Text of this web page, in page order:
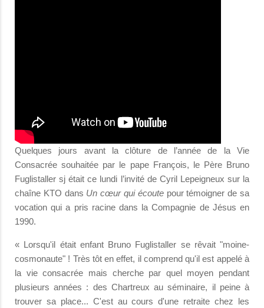
Quelques jours avant la clôture de l’année de la Vie
Consacrée souhaitée par le pape François, le Père Bruno
Fuglistaller sj était ce lundi l’invité de Cyril Lepeigneux sur la
chaîne KTO dans Un cœur qui écoutepour témoigner de sa
vocation qui a pris racine dans la Compagnie de Jésus en
1990.
« Lorsqu'il était enfant Bruno Fuglistaller se rêvait "moine-
cosmonaute" ! Très tôt en effet, il comprend qu'il est appelé à
la vie consacrée mais cherche par quel moyen pendant
plusieurs années : des Chartreux au séminaire, il peine à
trouver sa place... C'est au cours d'une retraite chez les